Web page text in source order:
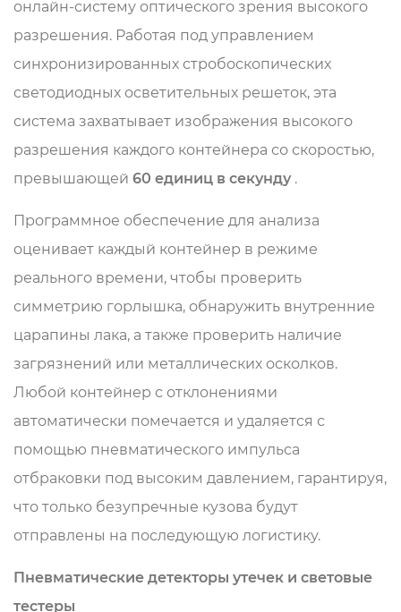
онлайн-систему оптического зрения высокого
разрешения. Работая под управлением
синхронизированных стробоскопических
светодиодных осветительных решеток, эта
система захватывает изображения высокого
разрешения каждого контейнера со скоростью,
превышающей 60 единиц в секунду .
Программное обеспечение для анализа
оценивает каждый контейнер в режиме
реального времени, чтобы проверить
симметрию горлышка, обнаружить внутренние
царапины лака, а также проверить наличие
загрязнений или металлических осколков.
Любой контейнер с отклонениями
автоматически помечается и удаляется с
помощью пневматического импульса
отбраковки под высоким давлением, гарантируя,
что только безупречные кузова будут
отправлены на последующую логистику.
Пневматические детекторы утечек и световые
тестеры